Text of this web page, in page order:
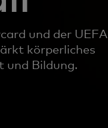
und der UEFA
körperliches
und Bildung.